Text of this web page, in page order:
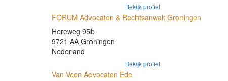
Bekijk profiel
FORUM Advocaten & Rechtsanwalt Groningen
Hereweg 95b
9721 AA Groningen
Nederland
Bekijk profiel
Van Veen Advocaten Ede